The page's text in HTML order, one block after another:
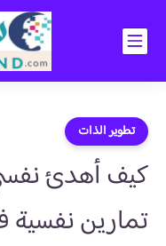
تطوير الذات
كيف أهدئ
تمارين نفسية